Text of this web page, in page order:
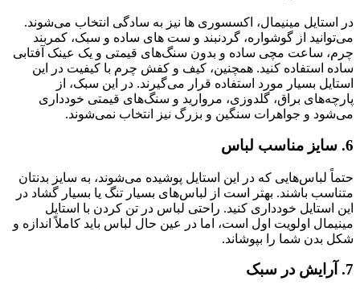
در استایل مینیمال، اکسسوری ها نیز به سادگی انتخاب می‌شوند.
می‌توانید از گوشواره، گردنبند و ست های ساده و سبک، کمربند
چرم، ساعت مچی ساده و بدون سنگ‌های قیمتی و یک عینک آفتابی
ساده استفاده کنید. همچنین، کیف و کفش چرم با کیفیت در این
استایل بسیار مورد استفاده قرار می‌گیرند. در این سبک، از
پارچه‌های براق، گلدوزی، مروارید و سنگ‌های قیمتی خودداری
می‌شود و جواهرات سنگین و بزرگ نیز انتخاب نمی‌شوند.
6. سایز مناسب لباس
حتماً لباس‌هایی که در این استایل پوشیده می‌شوند، به سایز بدنتان
متناسب باشند. بهتر است از لباس‌های بسیار تنگ یا بسیار گشاد در
این استایل خودداری کنید. راحتی لباس در تن کردن با استایل
مینیمال اولویت اول است، اما در عین حال لباس باید کاملاً اندازه و
شکل بدن شما را بپوشاند.
7. آرایش در سبک